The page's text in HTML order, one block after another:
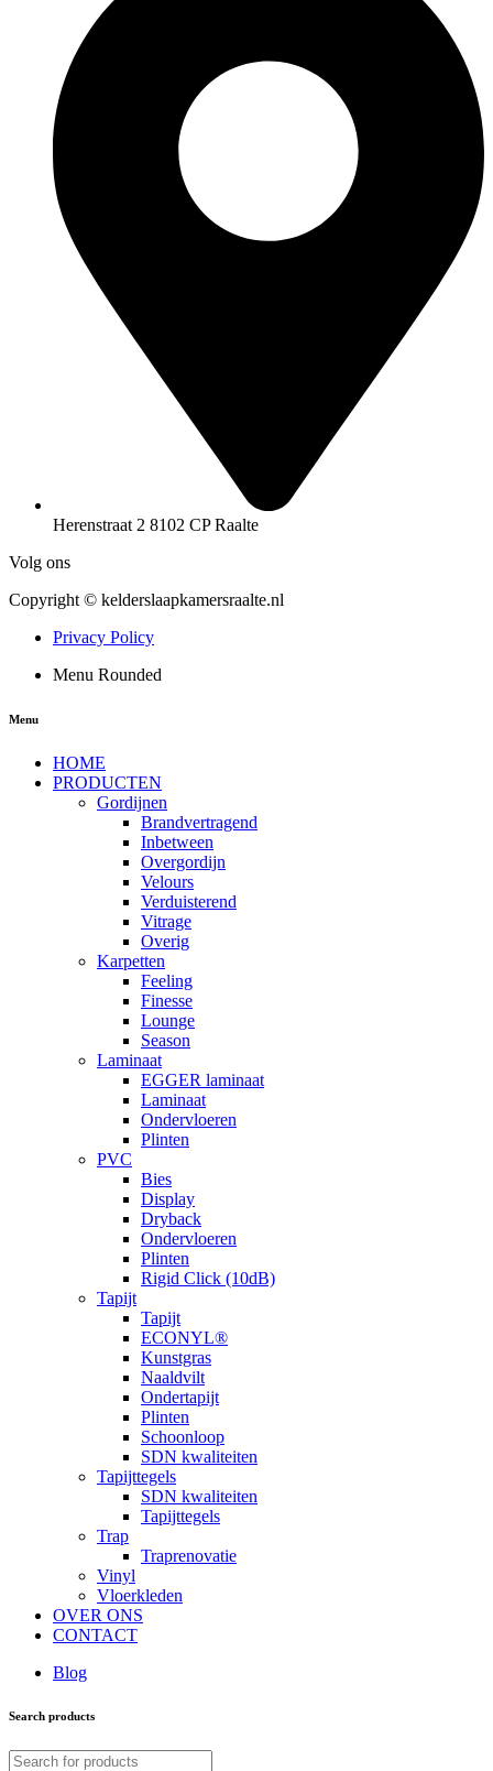
Herenstraat 2 8102 CP Raalte
Volg ons
Copyright © kelderslaapkamersraalte.nl
Privacy Policy
Menu Rounded
Menu
HOME
PRODUCTEN
Gordijnen
Brandvertragend
Inbetween
Overgordijn
Velours
Verduisterend
Vitrage
Overig
Karpetten
Feeling
Finesse
Lounge
Season
Laminaat
EGGER laminaat
Laminaat
Ondervloeren
Plinten
PVC
Bies
Display
Dryback
Ondervloeren
Plinten
Rigid Click (10dB)
Tapijt
Tapijt
ECONYL®
Kunstgras
Naaldvilt
Ondertapijt
Plinten
Schoonloop
SDN kwaliteiten
Tapijttegels
SDN kwaliteiten
Tapijttegels
Trap
Traprenovatie
Vinyl
Vloerkleden
OVER ONS
CONTACT
Blog
Search products